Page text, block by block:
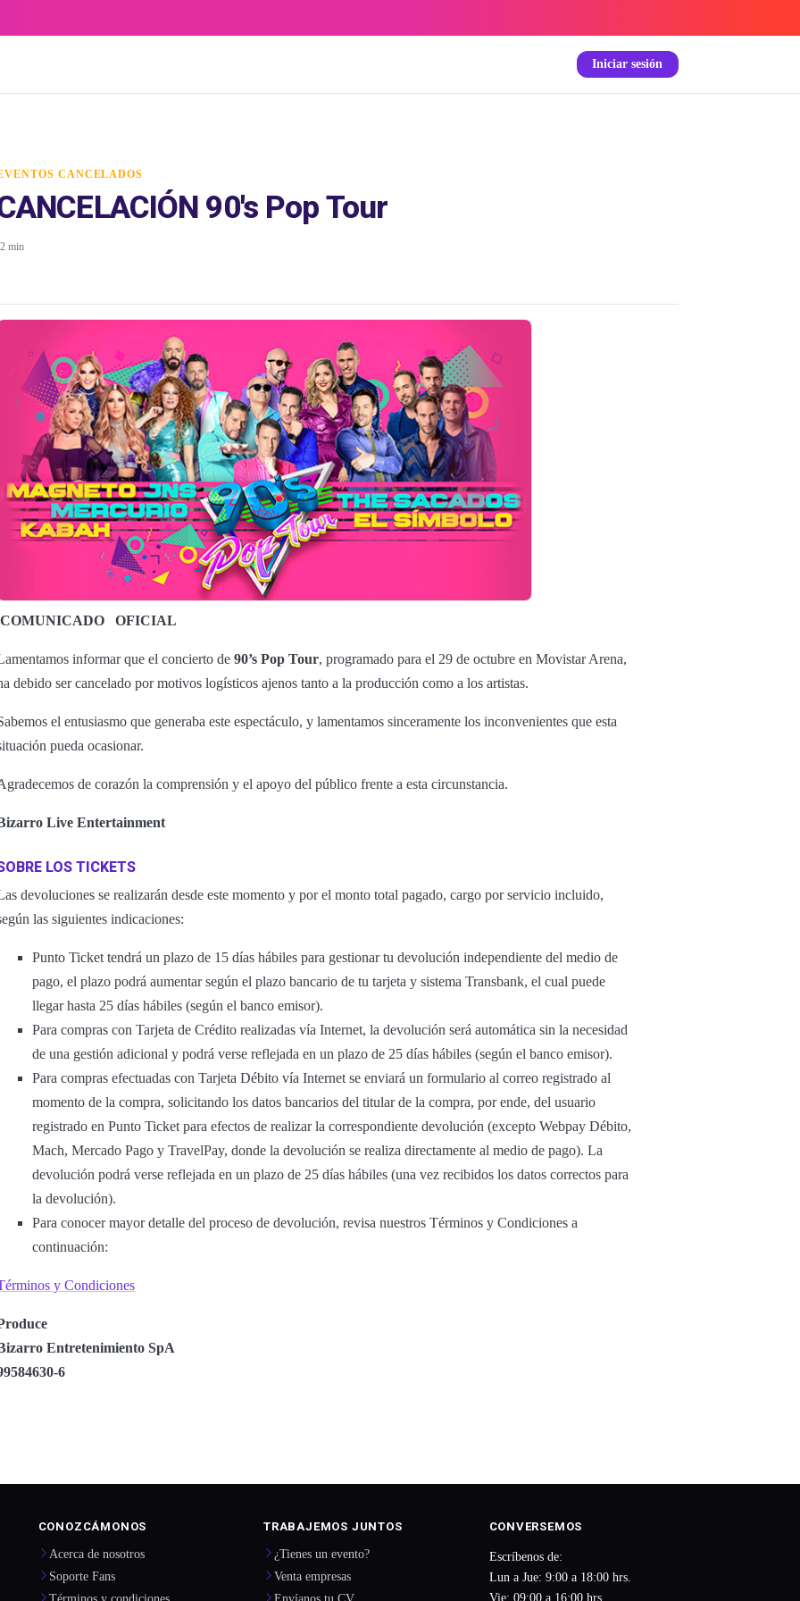
Iniciar sesión
CANCELADOS
90's Pop Tour
2 min
COMUNICADO OFICIAL
informar que el concierto de 90’s Pop Tour, programado para el 29 de octubre en Movistar Arena,
debido ser cancelado por motivos logísticos ajenos tanto a la producción como a los artistas.
el entusiasmo que generaba este espectáculo, y lamentamos sinceramente los inconvenientes que esta
pueda ocasionar.
de corazón la comprensión y el apoyo del público frente a esta circunstancia.
Live Entertainment
LOS TICKETS
devoluciones se realizarán desde este momento y por el monto total pagado, cargo por servicio incluido,
las siguientes indicaciones:
Punto Ticket tendrá un plazo de 15 días hábiles para gestionar tu devolución independiente del medio de
pago, el plazo podrá aumentar según el plazo bancario de tu tarjeta y sistema Transbank, el cual puede
llegar hasta 25 días hábiles (según el banco emisor).
Para compras con Tarjeta de Crédito realizadas vía Internet, la devolución será automática sin la necesidad
de una gestión adicional y podrá verse reflejada en un plazo de 25 días hábiles (según el banco emisor).
Para compras efectuadas con Tarjeta Débito vía Internet se enviará un formulario al correo registrado al
momento de la compra, solicitando los datos bancarios del titular de la compra, por ende, del usuario
registrado en Punto Ticket para efectos de realizar la correspondiente devolución (excepto Webpay Débito,
Mach, Mercado Pago y TravelPay, donde la devolución se realiza directamente al medio de pago). La
devolución podrá verse reflejada en un plazo de 25 días hábiles (una vez recibidos los datos correctos para
la devolución).
Para conocer mayor detalle del proceso de devolución, revisa nuestros Términos y Condiciones a
continuación:
y Condiciones
Entretenimiento SpA
6
CONOZCÁMONOS
Acerca de nosotros
Soporte Fans
TRABAJEMOS JUNTOS
¿Tienes un evento?
Venta empresas
CONVERSEMOS
Escríbenos de:
Lun a Jue: 9:00 a 18:00 hrs.
Vie: 09:00 a 16:00 hrs.